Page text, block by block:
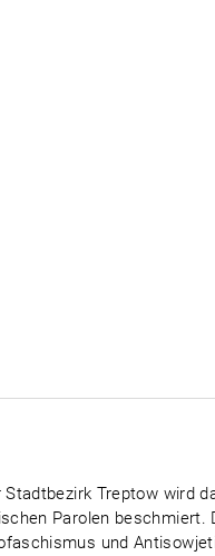
Stadtbezirk Treptow wird
Parolen beschmiert.
und